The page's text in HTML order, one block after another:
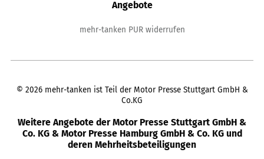
Angebote
mehr-tanken PUR widerrufen
© 2026 mehr-tanken ist Teil der Motor Presse Stuttgart GmbH &
Co.KG
Weitere Angebote der Motor Presse Stuttgart GmbH &
Co. KG & Motor Presse Hamburg GmbH & Co. KG und
deren Mehrheitsbeteiligungen